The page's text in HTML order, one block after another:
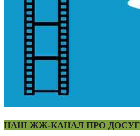
НАШ ЖЖ-КАНАЛ ПРО ДОСУГ